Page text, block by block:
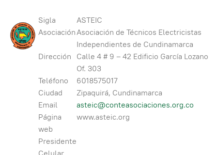
Sigla
ASTEIC
AsociaciónAsociación de Técnicos Electricistas
Independientes de Cundinamarca
Dirección
Calle 4 # 9 – 42 Edificio García Lozano
Of. 303
Teléfono
6018575017
Ciudad
Zipaquirá, Cundinamarca
Email
asteic@conteasociaciones.org.co
Página
web
www.asteic.org
Presidente